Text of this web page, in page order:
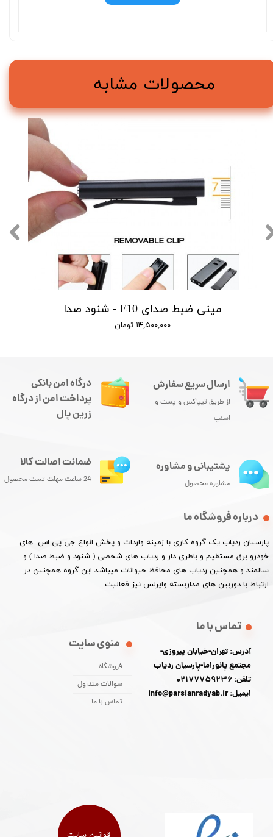
مینی ضبط صدای E10 - شنود صدا
۱۴,۵۰۰,۰۰۰ تومان
محصولات مشابه
ارسال سریع سفارش
از طریق تیپاکس و پست و
اسنپ
درباره فروشگاه ما
پارسیان ردیاب یک گروه کاری با زمینه واردات و پخش انواع جی پی اس های
خودرو برق مستقیم و باطری دار و ردیاب های شخصی ( شنود و ضبط صدا ) و
سالمند و همچنین ردیاب های محافظ حیوانات میباشد این گروه همچنین در
ارتباط با دوربین های مداربسته وایرلس نیز فعالیت.​​​​​​​
منوی سایت
فروشگاه
سوالات متداول
تماس با ما
تماس با ما
آدرس: تهران-خیابان پیروزی-
مجتمع پانوراما-پارسیان ردیاب
تلفن: 02177759236
ایمیل: info@parsianradyab.ir
درگاه امن بانکی
پرداخت امن از درگاه
زرین پال
پشتیبانی و مشاوره
مشاوره محصول
ضمانت اصالت کالا
24 ساعت مهلت تست محصول